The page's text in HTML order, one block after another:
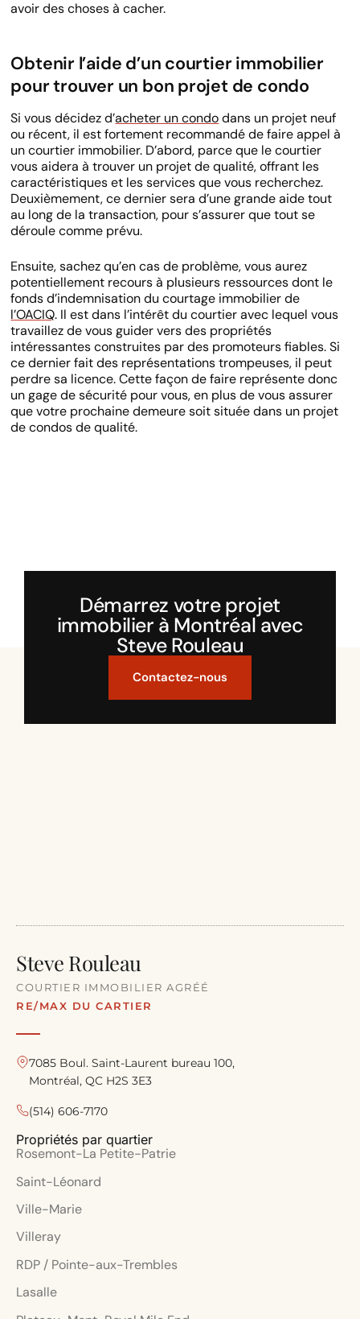
avoir des choses à cacher.
Obtenir l’aide d’un courtier immobilier
pour trouver un bon projet de condo
Si vous décidez d’acheter un condodans un projet neuf
ou récent, il est fortement recommandé de faire appel à
un courtier immobilier. D’abord, parce que le courtier
vous aidera à trouver un projet de qualité, offrant les
caractéristiques et les services que vous recherchez.
Deuxièmement, ce dernier sera d’une grande aide tout
au long de la transaction, pour s’assurer que tout se
déroule comme prévu.
Ensuite, sachez qu’en cas de problème, vous aurez
potentiellement recours à plusieurs ressources dont le
fonds d’indemnisation du courtage immobilier de
l’OACIQ. Il est dans l’intérêt du courtier avec lequel vous
travaillez de vous guider vers des propriétés
intéressantes construites par des promoteurs fiables. Si
ce dernier fait des représentations trompeuses, il peut
perdre sa licence. Cette façon de faire représente donc
un gage de sécurité pour vous, en plus de vous assurer
que votre prochaine demeure soit située dans un projet
de condos de qualité.
Démarrez votre projet
immobilier à Montréal avec
Steve Rouleau
Contactez-nous
Steve Rouleau
COURTIER IMMOBILIER AGRÉÉ
RE/MAX DU CARTIER
7085 Boul. Saint-Laurent bureau 100,
Montréal, QC H2S 3E3
(514) 606-7170
Propriétés par quartier
Rosemont-La Petite-Patrie
Saint-Léonard
Ville-Marie
Villeray
RDP / Pointe-aux-Trembles
Lasalle